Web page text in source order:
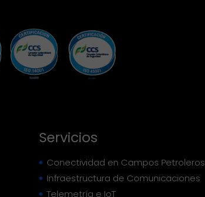
Servicios
Conectividad en Campos Petroleros
Infraestructura de Comunicaciones
Telemetría e IoT